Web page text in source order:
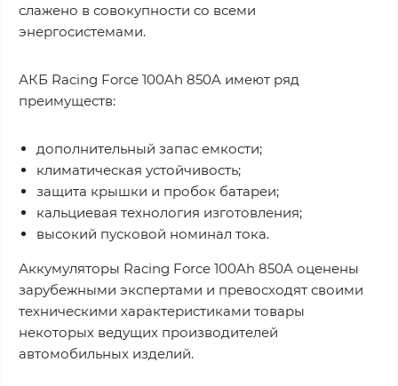
слажено в совокупности со всеми
энергосистемами.
АКБ Racing Force 100Ah 850A имеют ряд
преимуществ:
дополнительный запас емкости;
климатическая устойчивость;
защита крышки и пробок батареи;
кальциевая технология изготовления;
высокий пусковой номинал тока.
Аккумуляторы Racing Force 100Ah 850A оценены
зарубежными экспертами и превосходят своими
техническими характеристиками товары
некоторых ведущих производителей
автомобильных изделий.